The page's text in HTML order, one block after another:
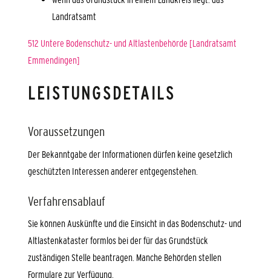
Landratsamt
512 Untere Bodenschutz- und Altlastenbehörde [Landratsamt
Emmendingen]
LEISTUNGSDETAILS
Voraussetzungen
Der Bekanntgabe der Informationen dürfen keine gesetzlich
geschützten Interessen anderer entgegenstehen.
Verfahrensablauf
Sie können Auskünfte und die Einsicht in das Bodenschutz- und
Altlastenkataster formlos bei der für das Grundstück
zuständigen Stelle beantragen. Manche Behörden stellen
Formulare zur Verfügung.